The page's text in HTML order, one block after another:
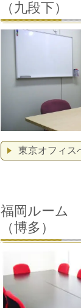
（九段下）
東京オフィス
福岡ルーム
（博多）